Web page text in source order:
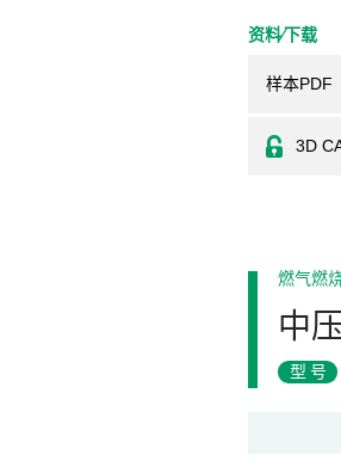
资料⁄下载
样本PDF
3D
燃气燃
中
型号